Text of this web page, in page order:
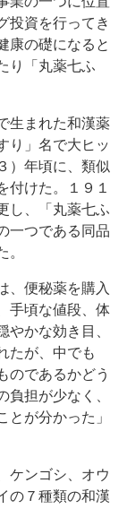
投資を行ってき
康の礎になると
り「丸薬七ふ
生まれた和漢薬
り」名で大ヒッ
）年頃に、類似
付けた。１９１
し、「丸薬七ふ
一つである同品
。
、便秘薬を購入
手頃な値段、体
やかな効き目、
たが、中でも
のであるかどう
負担が少なく、
とが分かった」
ケンゴシ、オウ
の７種類の和漢